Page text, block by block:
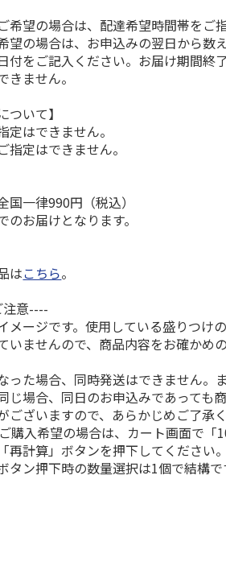
NL 3・
…
円
イ…
9,900円
望の場合は、配達希望時間帯をご指
の場合は、お申込みの翌日から数
付をご記入ください。お届け期間終
きません。
ついて】
はできません。
定はできません。
国一律990円（税込）
お届けとなります。
はこちら。
意----
メージです。使用している盛りつけ
いませんので、商品内容をお確かめ
った場合、同時発送はできません。
じ場合、同日のお申込みであっても
ございますので、あらかじめご了承く
購入希望の場合は、カート画面で「
再計算」ボタンを押下してください
タン押下時の数量選択は1個で結構で